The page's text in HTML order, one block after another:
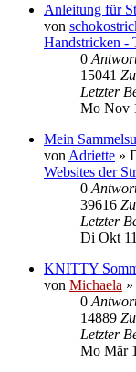
Anleitung für
von
Handstricken -
0
15041
Letzter
Mo Nov
Mein
von Adriette »
Websites der
0
39616
Letzter
Di Okt
KNITTY
von Michaela »
0
14889
Letzter
Mo Mär